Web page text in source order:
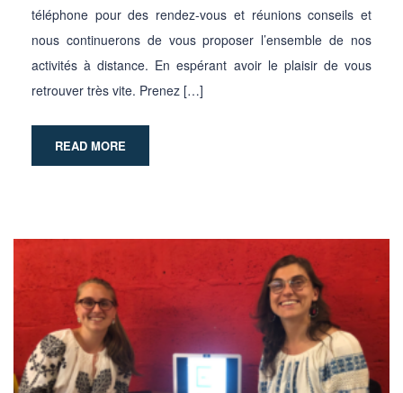
téléphone pour des rendez-vous et réunions conseils et
nous continuerons de vous proposer l’ensemble de nos
activités à distance. En espérant avoir le plaisir de vous
retrouver très vite. Prenez […]
READ MORE